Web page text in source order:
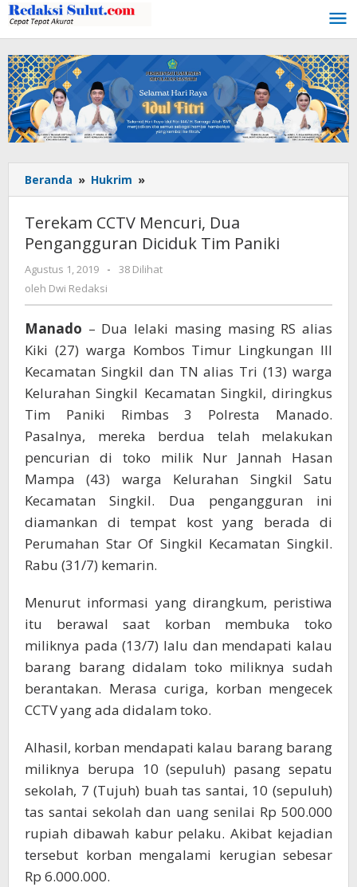
Lewati
ke
konten
Beranda » Hukrim »
CCTV
Dua
Pengangguran
Diciduk
Terekam CCTV Mencuri, Dua
Pengangguran Diciduk Tim Paniki
Agustus 1, 2019
oleh
-
38 Dilihat
oleh Dwi Redaksi
Manado – Dua lelaki masing masing RS alias
Kiki (27) warga Kombos Timur Lingkungan III
Kecamatan Singkil dan TN alias Tri (13) warga
Kelurahan Singkil Kecamatan Singkil, diringkus
Tim Paniki Rimbas 3 Polresta Manado.
Pasalnya, mereka berdua telah melakukan
pencurian di toko milik Nur Jannah Hasan
Mampa (43) warga Kelurahan Singkil Satu
Kecamatan Singkil. Dua pengangguran ini
diamankan di tempat kost yang berada di
Perumahan Star Of Singkil Kecamatan Singkil.
Rabu (31/7) kemarin.
Menurut informasi yang dirangkum, peristiwa
itu berawal saat korban membuka toko
miliknya pada (13/7) lalu dan mendapati kalau
barang barang didalam toko miliknya sudah
berantakan. Merasa curiga, korban mengecek
CCTV yang ada didalam toko.
Alhasil, korban mendapati kalau barang barang
miliknya berupa 10 (sepuluh) pasang sepatu
sekolah, 7 (Tujuh) buah tas santai, 10 (sepuluh)
tas santai sekolah dan uang senilai Rp 500.000
rupiah dibawah kabur pelaku. Akibat kejadian
tersebut korban mengalami kerugian sebesar
Rp 6.000.000.